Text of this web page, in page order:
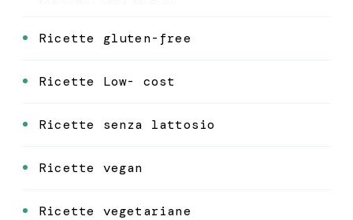
Ricette gluten-free
Ricette Low- cost
Ricette senza lattosio
Ricette vegan
Ricette vegetariane